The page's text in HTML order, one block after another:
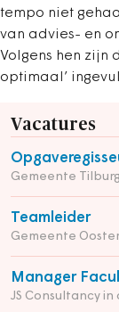
tempo niet
van advies- en
Volgens hen zijn
optimaal’
Vacatures
Gemeente Tilburg
Teamleider
Gemeente
Manager
JS Consultancy